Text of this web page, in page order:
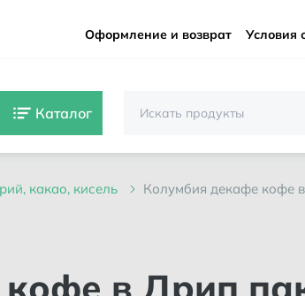
Оформление и возврат Условия
Каталог
какао, кисель колумбия декафе кофе